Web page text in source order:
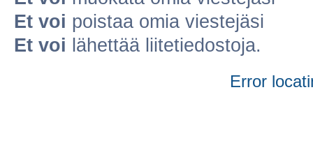
Et voi poistaa omia viestejäsi
Et voi lähettää liitetiedostoja.
Error